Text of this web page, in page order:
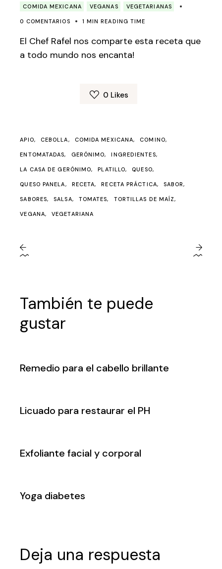
COMIDA MEXICANA VEGANAS VEGETARIANAS
0 COMENTARIOS 1 MIN READING TIME
El Chef Rafel nos comparte esta receta que
a todo mundo nos encanta!
0 Likes
APIO CEBOLLA COMIDA MEXICANA COMINO
ENTOMATADAS GERÓNIMO INGREDIENTES
LA CASA DE GERÓNIMO PLATILLO QUESO
QUESO PANELA RECETA RECETA PRÁCTICA SABOR
SABORES SALSA TOMATES TORTILLAS DE MAÍZ
VEGANA VEGETARIANA
También te puede
gustar
Remedio para el cabello brillante
Licuado para restaurar el PH
Exfoliante facial y corporal
Yoga diabetes
Deja una respuesta